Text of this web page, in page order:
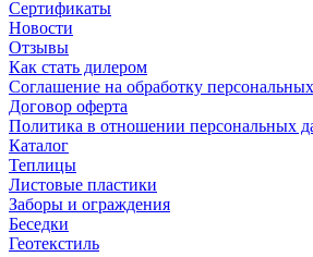
Сертификаты
Новости
Отзывы
Как стать дилером
Соглашение на обработку
Договор оферта
Политика в отношении персональных
Каталог
Теплицы
Листовые пластики
Заборы и ограждения
Беседки
Геотекстиль